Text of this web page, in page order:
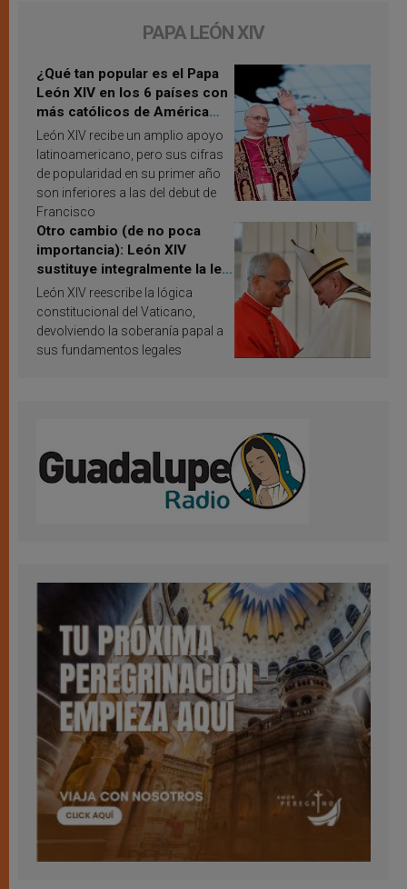
PAPA LEÓN XIV
¿Qué tan popular es el Papa
León XIV en los 6 países con
más católicos de América
Latina en 2026? Publican
resultados de investigación
León XIV recibe un amplio apoyo
latinoamericano, pero sus cifras
de popularidad en su primer año
son inferiores a las del debut de
Francisco
Otro cambio (de no poca
importancia): León XIV
sustituye integralmente la ley
vaticana de Papa Francisco
León XIV reescribe la lógica
constitucional del Vaticano,
devolviendo la soberanía papal a
sus fundamentos legales